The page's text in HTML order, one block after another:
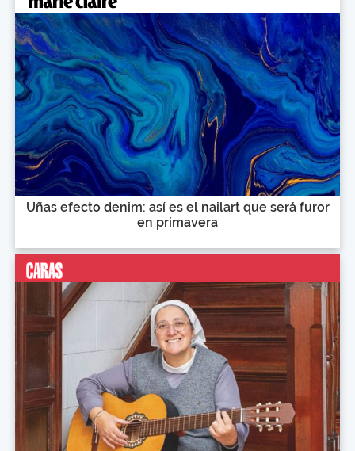
Uñas efecto denim: así es el nailart que será furor
en primavera